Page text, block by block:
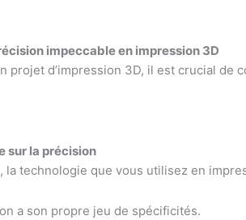
impeccable en impression 3D
projet d’impression 3D, il est crucial
sur la précision
la technologie que vous utilisez en
a son propre jeu de spécificités.